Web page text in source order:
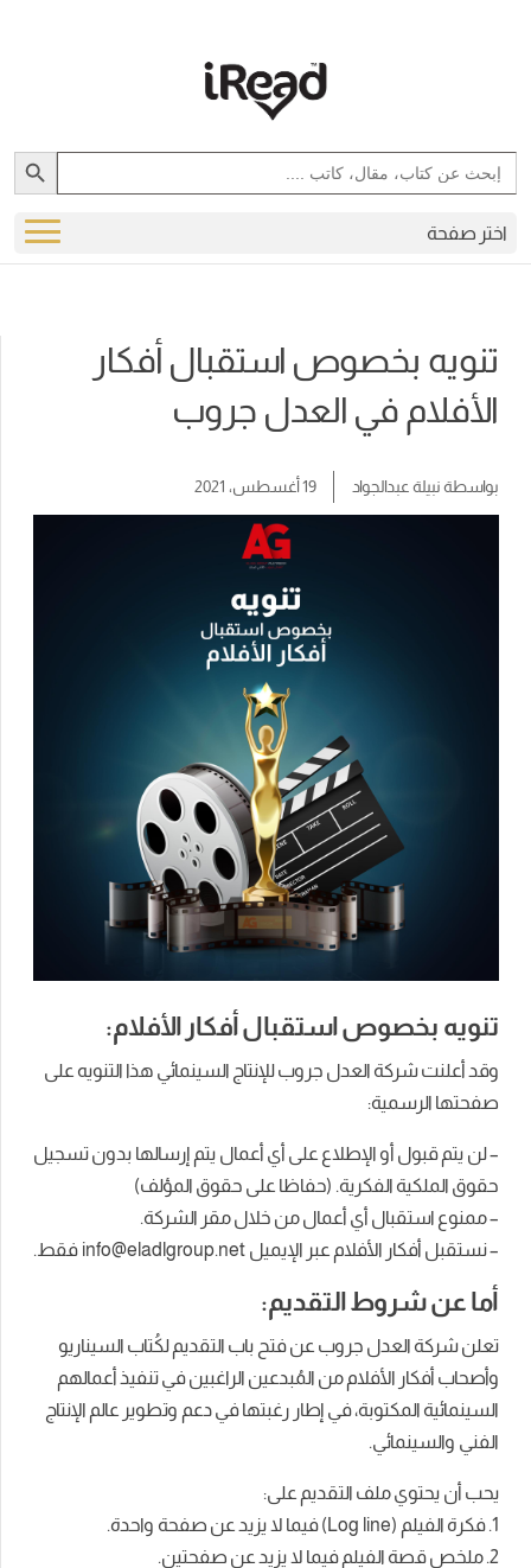
Search
for:
Search Button
اختر صفحة
تنويه بخصوص استقبال أفكار
الأفلام في العدل جروب
بواسطةنبيلة عبدالجواد 19 أغسطس، 2021
تنويه بخصوص استقبال أفكار الأفلام:
وقد أعلنت شركة العدل جروب للإنتاج السينمائي هذا التنويه على
صفحتها الرسمية:
– لن يتم قبول أو الإطلاع على أي أعمال يتم إرسالها بدون تسجيل
حقوق الملكية الفكرية. (حفاظا على حقوق المؤلف)
– ممنوع استقبال أي أعمال من خلال مقر الشركة.
– نستقبل أفكار الأفلام عبر الإيميل info@eladlgroup.net فقط.
أما عن شروط التقديم:
تعلن شركة العدل جروب عن فتح باب التقديم لكُتاب السيناريو
وأصحاب أفكار الأفلام من المُبدعين الراغبين في تنفيذ أعمالهم
السينمائية المكتوبة، في إطار رغبتها في دعم وتطوير عالم الإنتاج
الفني والسينمائي.
يحب أن يحتوي ملف التقديم على:
1. فكرة الفيلم (Log line) فيما لا يزيد عن صفحة واحدة.
2. ملخص قصة الفيلم فيما لا يزيد عن صفحتين.